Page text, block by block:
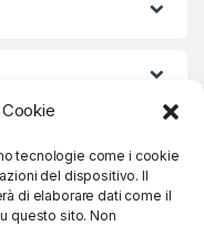
tecnologie come i cookie
del dispositivo. Il
di elaborare dati come il
questo sito. Non